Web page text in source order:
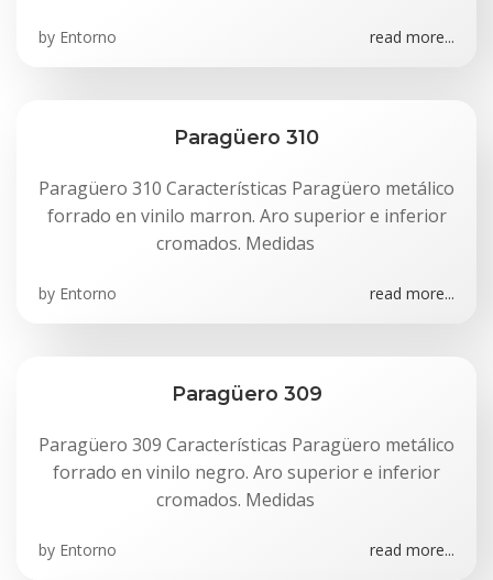
by Entorno read more...
Paragüero 310
Paragüero 310 Características Paragüero metálico
forrado en vinilo marron. Aro superior e inferior
cromados. Medidas
by Entorno read more...
Paragüero 309
Paragüero 309 Características Paragüero metálico
forrado en vinilo negro. Aro superior e inferior
cromados. Medidas
by Entorno read more...